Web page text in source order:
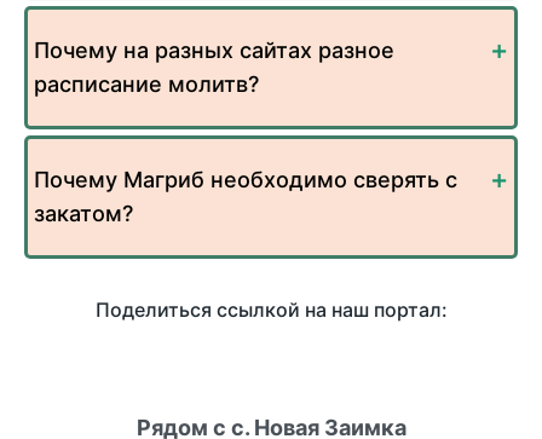
Почему на разных сайтах разное
расписание молитв?
Почему Магриб необходимо сверять с
закатом?
Поделиться ссылкой на наш портал:
Рядом с с. Новая Заимка